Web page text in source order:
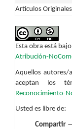
Artículos Originales
Esta obra está
Atribución-
Aquellos autores/
aceptan los
Reconocimiento-
Usted es libre de:
Compartir